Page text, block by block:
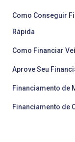
Como Conseguir
Rápida
Como Financiar
Aprove Seu
Financiamento de
Financiamento de